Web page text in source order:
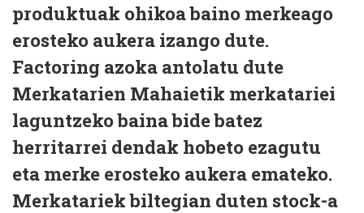
produktuak ohikoa baino merkeago
erosteko aukera izango dute.
Factoring azoka antolatu dute
Merkatarien Mahaietik merkatariei
laguntzeko baina bide batez
herritarrei dendak hobeto ezagutu
eta merke erosteko aukera emateko.
Merkatariek biltegian duten stock-a